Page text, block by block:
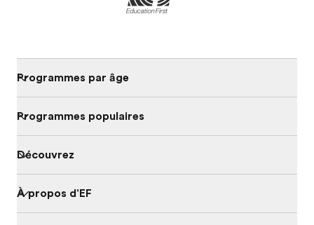
Programmes par âge
Programmes populaires
Découvrez
À propos d'EF